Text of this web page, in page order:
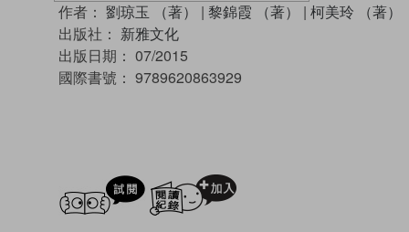
作者： 劉琼玉 （著） | 黎錦霞 （著） | 柯美玲 （著）
出版社： 新雅文化
出版日期： 07/2015
國際書號： 9789620863929
試閲